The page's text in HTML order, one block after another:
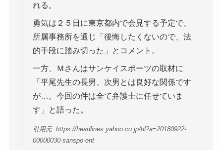
れる。
勇気は２５日に東京都内で会見する予定で、
所属事務所を通じ「後悔したくないので、法
的手段に踏み切った」とコメント。
一方、Ｍさんはサンケイスポーツの取材に
「平尾先生の長男、次男とは良好な関係です
が…。今回の件は全て弁護士に任せていま
す」と語った。
引用元: https://headlines.yahoo.co.jp/hl?a=20180922-
00000030-sanspo-ent